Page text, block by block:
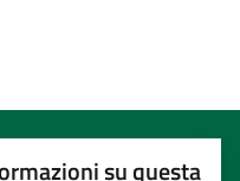
su questa